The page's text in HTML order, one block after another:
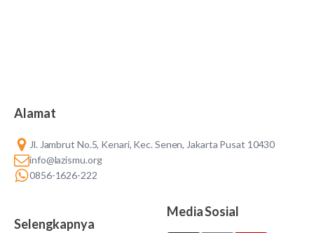
Alamat
Jl. Jambrut No.5, Kenari, Kec. Senen, Jakarta Pusat 10430
info@lazismu.org
0856-1626-222
Selengkapnya
Media Sosial